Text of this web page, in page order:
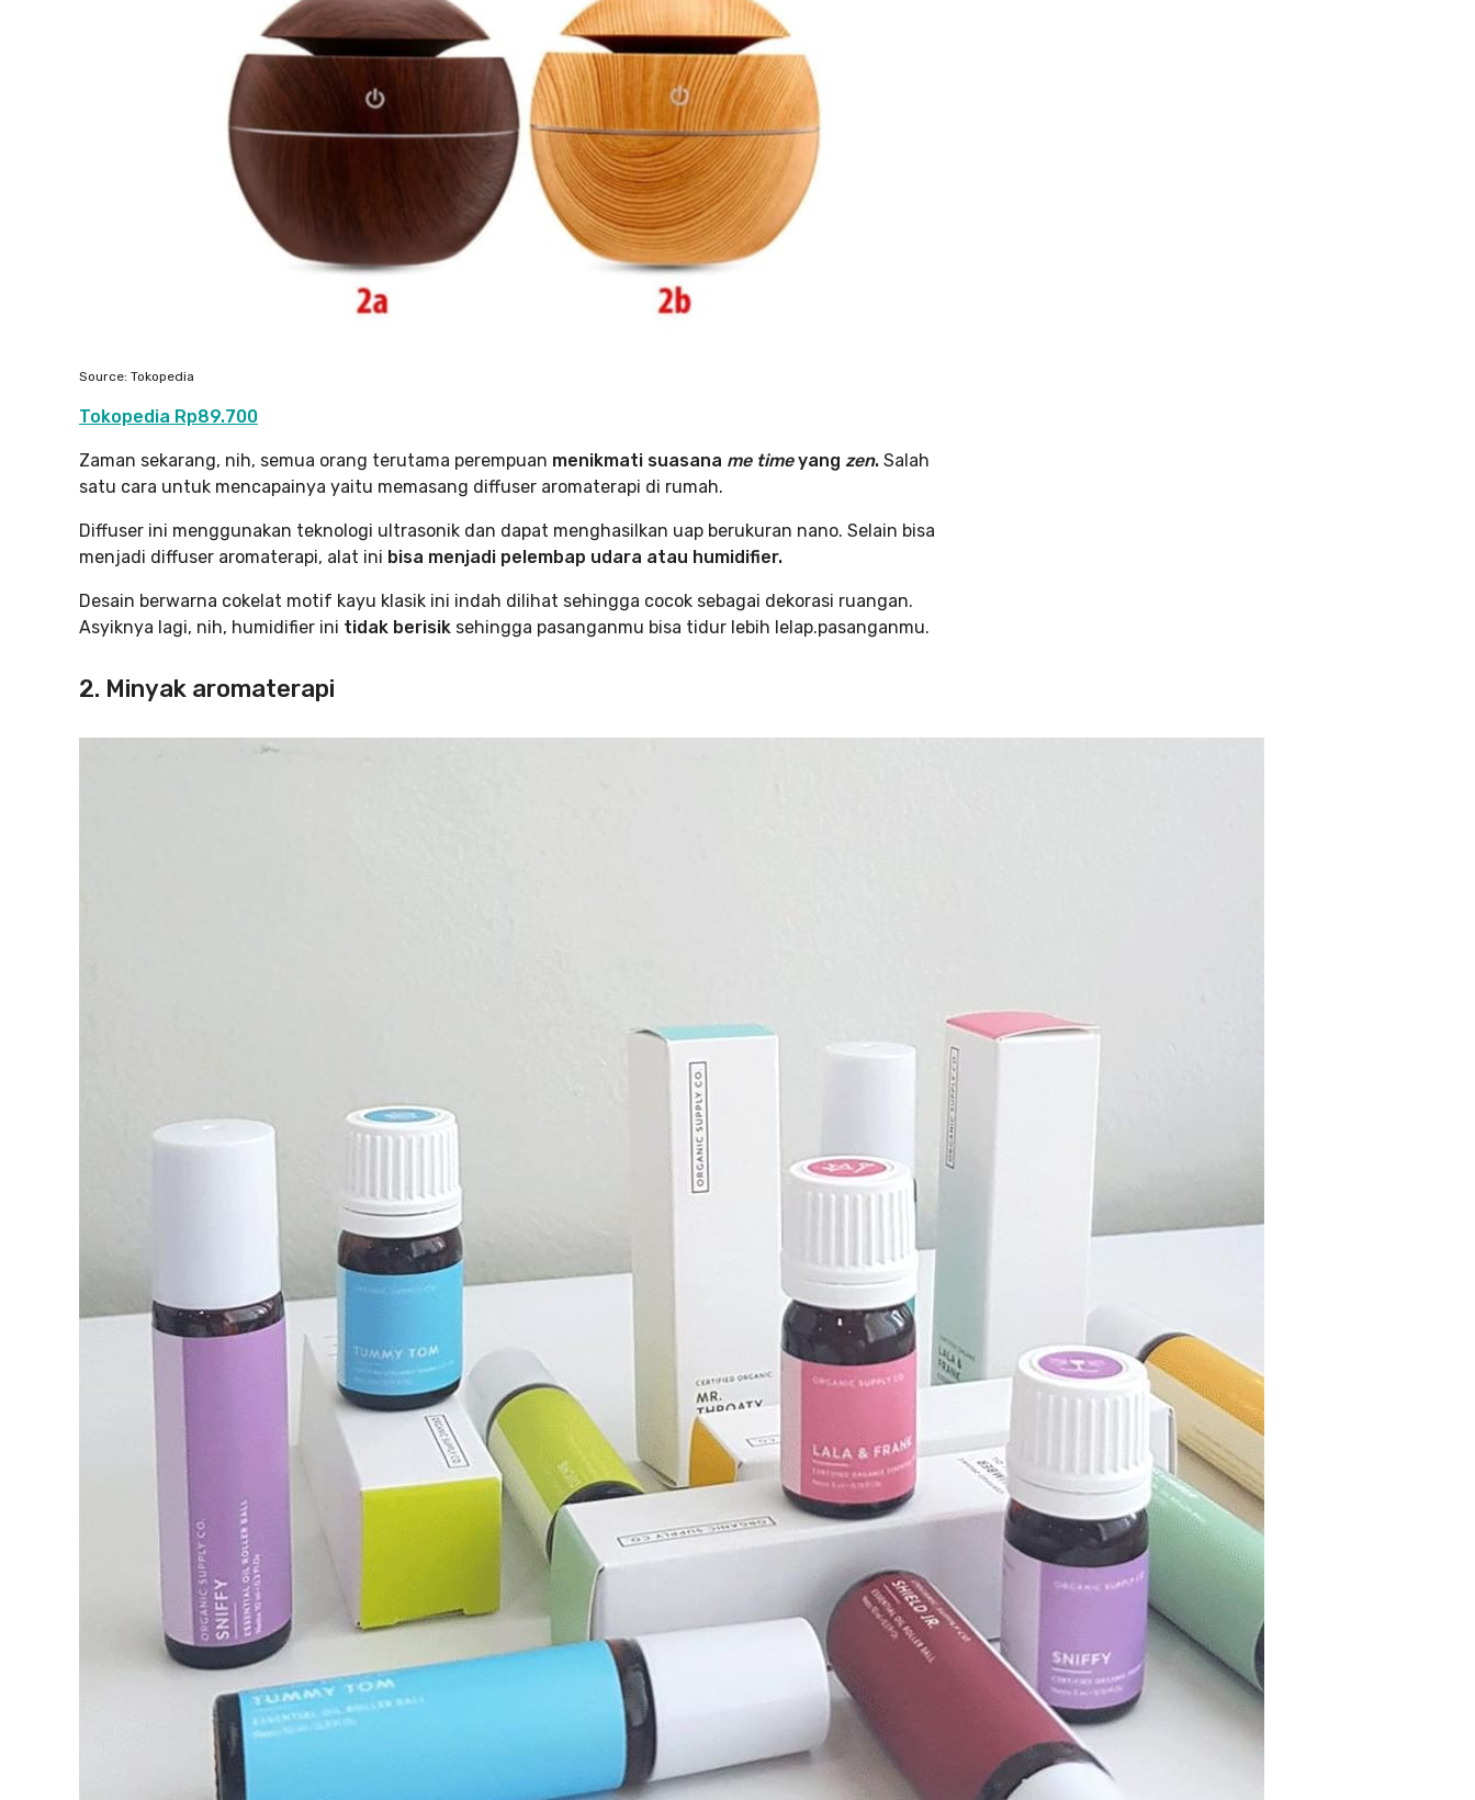
Source: Tokopedia
Tokopedia Rp89.700
Zaman sekarang, nih, semua orang terutama perempuan menikmati suasana me timeyang zen. Salah
satu cara untuk mencapainya yaitu memasang diffuser aromaterapi di rumah.
Diffuser ini menggunakan teknologi ultrasonik dan dapat menghasilkan uap berukuran nano. Selain bisa
menjadi diffuser aromaterapi, alat ini bisa menjadi pelembap udara atau humidifier.
Desain berwarna cokelat motif kayu klasik ini indah dilihat sehingga cocok sebagai dekorasi ruangan.
Asyiknya lagi, nih, humidifier ini tidak berisik sehingga pasanganmu bisa tidur lebih lelap.pasanganmu.
2. Minyak aromaterapi